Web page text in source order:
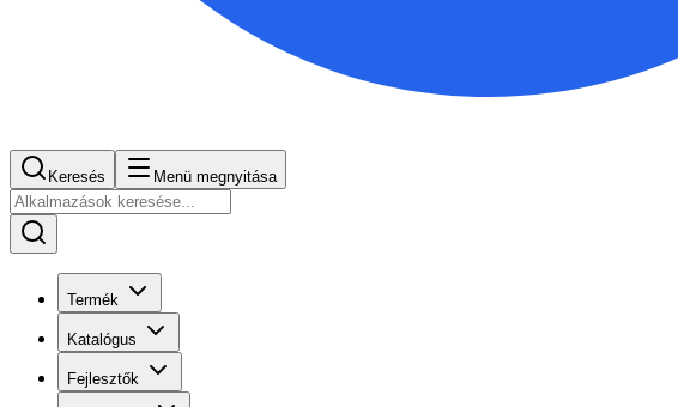
Keresés Menü megnyitása
Termék
Katalógus
Fejlesztők